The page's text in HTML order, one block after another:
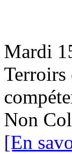
Mardi
Terroirs
Non
[En